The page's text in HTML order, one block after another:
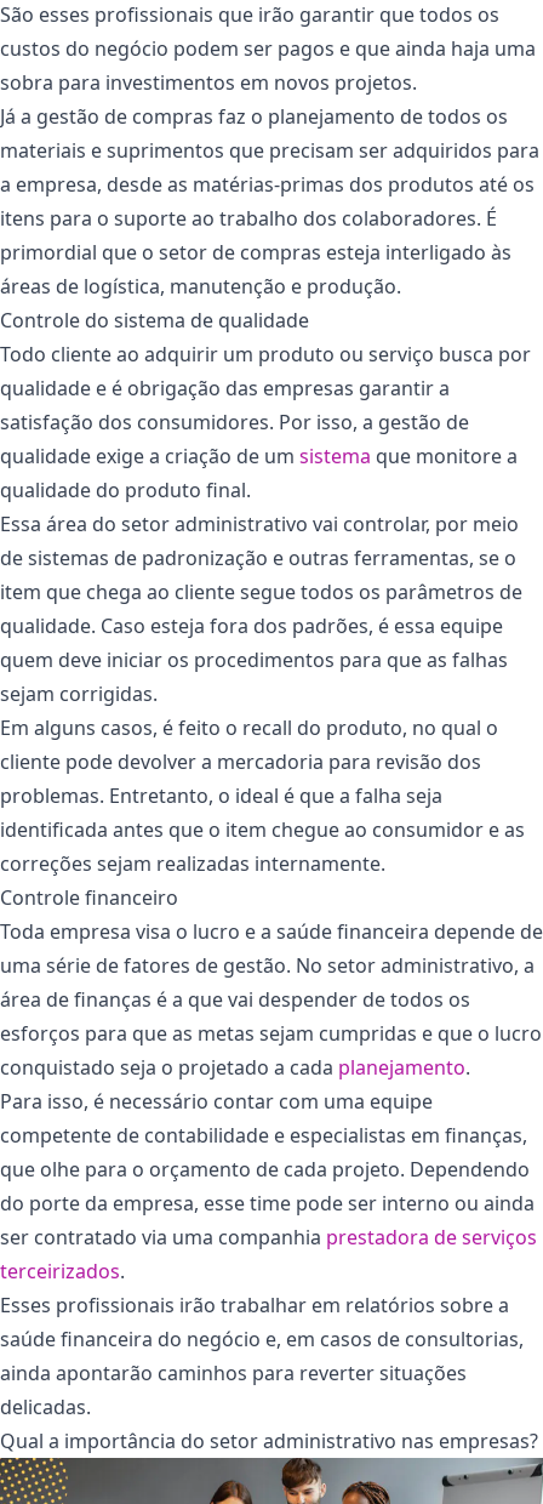
São esses profissionais que irão garantir que todos os
custos do negócio podem ser pagos e que ainda haja uma
sobra para investimentos em novos projetos.
Já a gestão de compras faz o planejamento de todos os
materiais e suprimentos que precisam ser adquiridos para
a empresa, desde as matérias-primas dos produtos até os
itens para o suporte ao trabalho dos colaboradores. É
primordial que o setor de compras esteja interligado às
áreas de logística, manutenção e produção.
Controle do sistema de qualidade
Todo cliente ao adquirir um produto ou serviço busca por
qualidade e é obrigação das empresas garantir a
satisfação dos consumidores. Por isso, a gestão de
qualidade exige a criação de um sistema que monitore a
qualidade do produto final.
Essa área do setor administrativo vai controlar, por meio
de sistemas de padronização e outras ferramentas, se o
item que chega ao cliente segue todos os parâmetros de
qualidade. Caso esteja fora dos padrões, é essa equipe
quem deve iniciar os procedimentos para que as falhas
sejam corrigidas.
Em alguns casos, é feito o recall do produto, no qual o
cliente pode devolver a mercadoria para revisão dos
problemas. Entretanto, o ideal é que a falha seja
identificada antes que o item chegue ao consumidor e as
correções sejam realizadas internamente.
Controle financeiro
Toda empresa visa o lucro e a saúde financeira depende de
uma série de fatores de gestão. No setor administrativo, a
área de finanças é a que vai despender de todos os
esforços para que as metas sejam cumpridas e que o lucro
conquistado seja o projetado a cada planejamento.
Para isso, é necessário contar com uma equipe
competente de contabilidade e especialistas em finanças,
que olhe para o orçamento de cada projeto. Dependendo
do porte da empresa, esse time pode ser interno ou ainda
ser contratado via uma companhia prestadora de serviços
terceirizados.
Esses profissionais irão trabalhar em relatórios sobre a
saúde financeira do negócio e, em casos de consultorias,
ainda apontarão caminhos para reverter situações
delicadas.
Qual a importância do setor administrativo nas empresas?